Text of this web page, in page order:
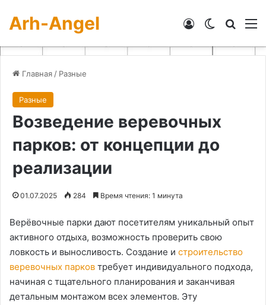
Arh-Angel Switch skin
Войти
Главная / Разные
Разные
Возведение веревочных
парков: от концепции до
реализации
01.07.2025 284 Время чтения: 1 минута
Верёвочные парки дают посетителям уникальный опыт
активного отдыха, возможность проверить свою
ловкость и выносливость. Создание и строительство
веревочных парков требует индивидуального подхода,
начиная с тщательного планирования и заканчивая
детальным монтажом всех элементов. Эту